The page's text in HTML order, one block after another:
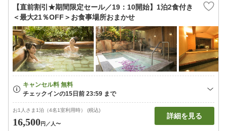
【直前割引★期間限定セール／19：10開始】1泊2食付き
＜最大21％OFF＞お食事場所おまかせ
お1人さま1泊（4名1室利用時） (税込)
16,500円 ／人〜
詳細を見る